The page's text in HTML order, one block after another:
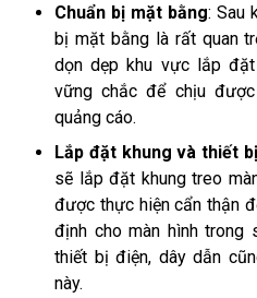
Chuẩn bị mặt bằng: Sau
bị mặt bằng là rất quan
dọn dẹp khu vực lắp
vững chắc để chịu
quảng cáo.
Lắp đặt khung và thiết
sẽ lắp đặt khung treo
được thực hiện cẩn thận
định cho màn hình trong
thiết bị điện, dây dẫn
này.